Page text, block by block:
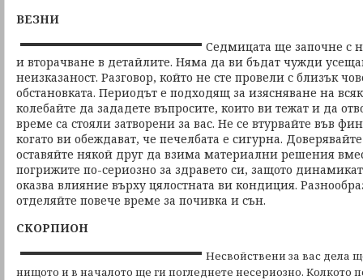
ВЕЗНИ
Седмицата ще започне с
и вторачване в детайлите. Няма да ви бъдат чужди
неизказаност. Разговор, който не сте провели с близък
обстановката. Периодът е подходящ за изясняване на
колебайте да зададете въпросите, които ви тежат и да
време са стояли затворени за вас. Не се втурвайте във
когато ви обеждават, че печелбата е сигурна.
оставяйте някой друг да взима материални решения
погрижите по-сериозно за здравето си, защото
оказва влияние върху цялостната ви кондиция.
отделяйте повече време за почивка и сън.
СКОРПИОН
Несвойствени за вас дела
нищото и в началото ще ги погледнете несериозно. Колкото